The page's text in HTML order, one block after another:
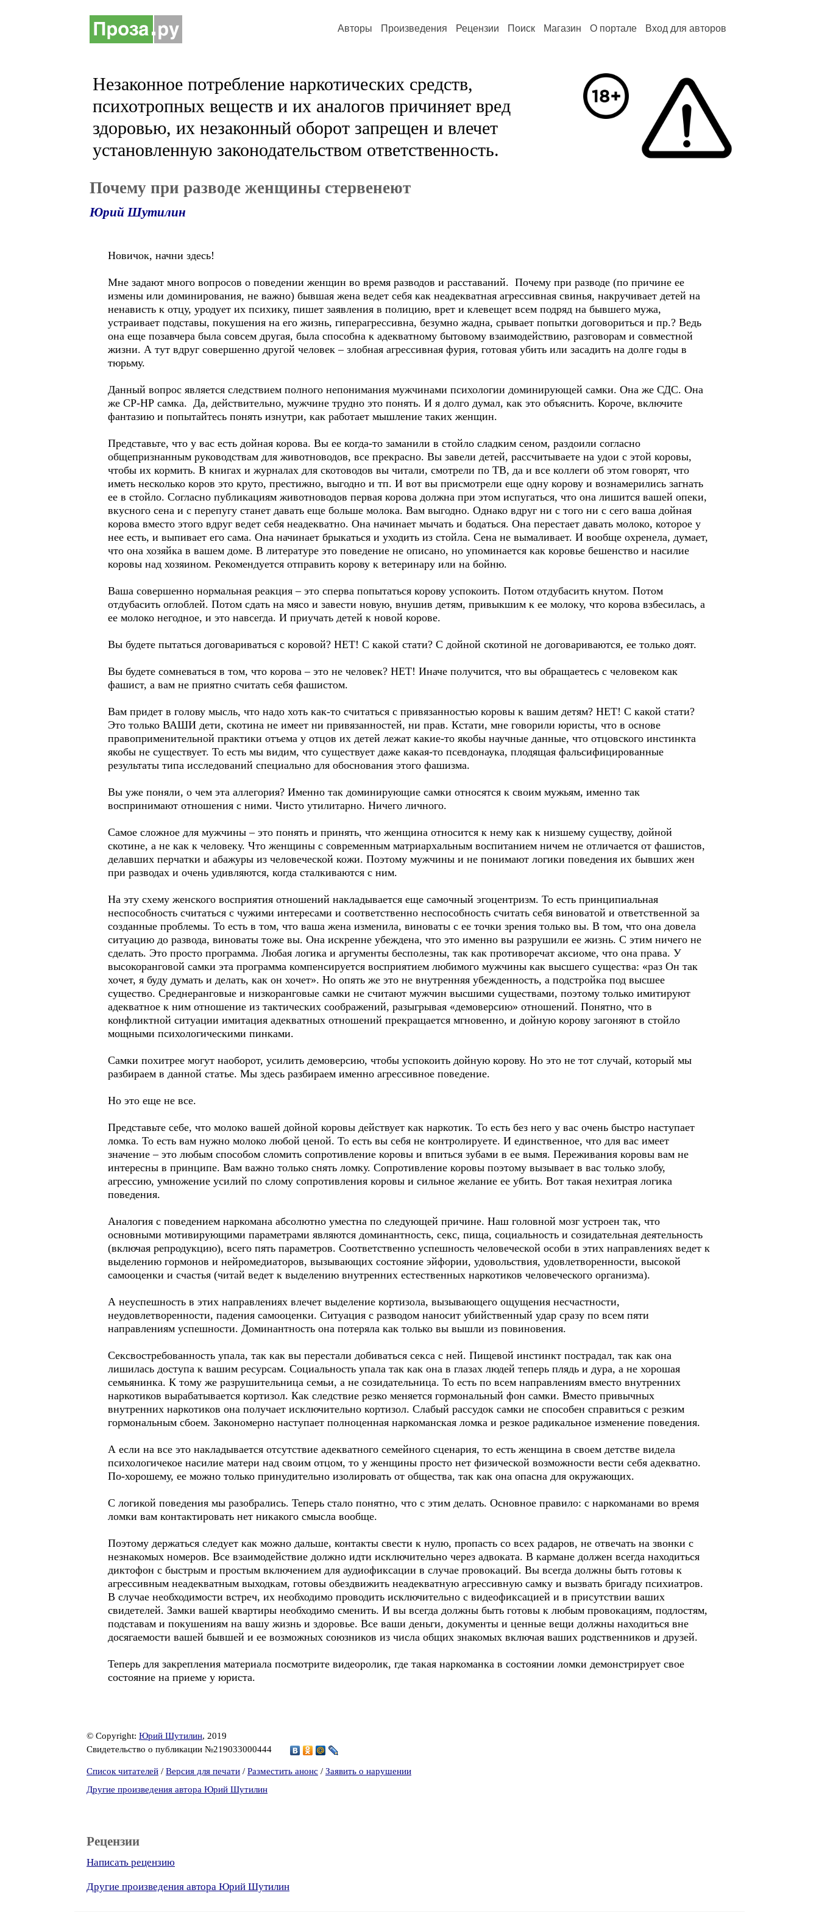
Авторы Произведения Рецензии Поиск Магазин О портале Вход для авторов
Незаконное потребление наркотических средств,
психотропных веществ и их аналогов причиняет вред
здоровью, их незаконный оборот запрещен и влечет
установленную законодательством ответственность.
Почему при разводе женщины стервенеют
Юрий Шутилин
Новичок, начни здесь!
Мне задают много вопросов о поведении женщин во время разводов и расставаний. Почему при разводе (по причине ее
измены или доминирования, не важно) бывшая жена ведет себя как неадекватная агрессивная свинья, накручивает детей на
ненависть к отцу, уродует их психику, пишет заявления в полицию, врет и клевещет всем подряд на бывшего мужа,
устраивает подставы, покушения на его жизнь, гиперагрессивна, безумно жадна, срывает попытки договориться и пр.? Ведь
она еще позавчера была совсем другая, была способна к адекватному бытовому взаимодействию, разговорам и совместной
жизни. А тут вдруг совершенно другой человек – злобная агрессивная фурия, готовая убить или засадить на долге годы в
тюрьму.
Данный вопрос является следствием полного непонимания мужчинами психологии доминирующей самки. Она же СДС. Она
же СР-НР самка. Да, действительно, мужчине трудно это понять. И я долго думал, как это объяснить. Короче, включите
фантазию и попытайтесь понять изнутри, как работает мышление таких женщин.
Представьте, что у вас есть дойная корова. Вы ее когда-то заманили в стойло сладким сеном, раздоили согласно
общепризнанным руководствам для животноводов, все прекрасно. Вы завели детей, рассчитываете на удои с этой коровы,
чтобы их кормить. В книгах и журналах для скотоводов вы читали, смотрели по ТВ, да и все коллеги об этом говорят, что
иметь несколько коров это круто, престижно, выгодно и тп. И вот вы присмотрели еще одну корову и вознамерились загнать
ее в стойло. Согласно публикациям животноводов первая корова должна при этом испугаться, что она лишится вашей опеки,
вкусного сена и с перепугу станет давать еще больше молока. Вам выгодно. Однако вдруг ни с того ни с сего ваша дойная
корова вместо этого вдруг ведет себя неадекватно. Она начинает мычать и бодаться. Она перестает давать молоко, которое у
нее есть, и выпивает его сама. Она начинает брыкаться и уходить из стойла. Сена не вымаливает. И вообще охренела, думает,
что она хозяйка в вашем доме. В литературе это поведение не описано, но упоминается как коровье бешенство и насилие
коровы над хозяином. Рекомендуется отправить корову к ветеринару или на бойню.
Ваша совершенно нормальная реакция – это сперва попытаться корову успокоить. Потом отдубасить кнутом. Потом
отдубасить оглоблей. Потом сдать на мясо и завести новую, внушив детям, привыкшим к ее молоку, что корова взбесилась, а
ее молоко негодное, и это навсегда. И приучать детей к новой корове.
Вы будете пытаться договариваться с коровой? НЕТ! С какой стати? С дойной скотиной не договариваются, ее только доят.
Вы будете сомневаться в том, что корова – это не человек? НЕТ! Иначе получится, что вы обращаетесь с человеком как
фашист, а вам не приятно считать себя фашистом.
Вам придет в голову мысль, что надо хоть как-то считаться с привязанностью коровы к вашим детям? НЕТ! С какой стати?
Это только ВАШИ дети, скотина не имеет ни привязанностей, ни прав. Кстати, мне говорили юристы, что в основе
правоприменительной практики отъема у отцов их детей лежат какие-то якобы научные данные, что отцовского инстинкта
якобы не существует. То есть мы видим, что существует даже какая-то псевдонаука, плодящая фальсифицированные
результаты типа исследований специально для обоснования этого фашизма.
Вы уже поняли, о чем эта аллегория? Именно так доминирующие самки относятся к своим мужьям, именно так
воспринимают отношения с ними. Чисто утилитарно. Ничего личного.
Самое сложное для мужчины – это понять и принять, что женщина относится к нему как к низшему существу, дойной
скотине, а не как к человеку. Что женщины с современным матриархальным воспитанием ничем не отличается от фашистов,
делавших перчатки и абажуры из человеческой кожи. Поэтому мужчины и не понимают логики поведения их бывших жен
при разводах и очень удивляются, когда сталкиваются с ним.
На эту схему женского восприятия отношений накладывается еще самочный эгоцентризм. То есть принципиальная
неспособность считаться с чужими интересами и соответственно неспособность считать себя виноватой и ответственной за
созданные проблемы. То есть в том, что ваша жена изменила, виноваты с ее точки зрения только вы. В том, что она довела
ситуацию до развода, виноваты тоже вы. Она искренне убеждена, что это именно вы разрушили ее жизнь. С этим ничего не
сделать. Это просто программа. Любая логика и аргументы бесполезны, так как противоречат аксиоме, что она права. У
высокоранговой самки эта программа компенсируется восприятием любимого мужчины как высшего существа: «раз Он так
хочет, я буду думать и делать, как он хочет». Но опять же это не внутренняя убежденность, а подстройка под высшее
существо. Среднеранговые и низкоранговые самки не считают мужчин высшими существами, поэтому только имитируют
адекватное к ним отношение из тактических соображений, разыгрывая «демоверсию» отношений. Понятно, что в
конфликтной ситуации имитация адекватных отношений прекращается мгновенно, и дойную корову загоняют в стойло
мощными психологическими пинками.
Самки похитрее могут наоборот, усилить демоверсию, чтобы успокоить дойную корову. Но это не тот случай, который мы
разбираем в данной статье. Мы здесь разбираем именно агрессивное поведение.
Но это еще не все.
Представьте себе, что молоко вашей дойной коровы действует как наркотик. То есть без него у вас очень быстро наступает
ломка. То есть вам нужно молоко любой ценой. То есть вы себя не контролируете. И единственное, что для вас имеет
значение – это любым способом сломить сопротивление коровы и впиться зубами в ее вымя. Переживания коровы вам не
интересны в принципе. Вам важно только снять ломку. Сопротивление коровы поэтому вызывает в вас только злобу,
агрессию, умножение усилий по слому сопротивления коровы и сильное желание ее убить. Вот такая нехитрая логика
поведения.
Аналогия с поведением наркомана абсолютно уместна по следующей причине. Наш головной мозг устроен так, что
основными мотивирующими параметрами являются доминантность, секс, пища, социальность и созидательная деятельность
(включая репродукцию), всего пять параметров. Соответственно успешность человеческой особи в этих направлениях ведет к
выделению гормонов и нейромедиаторов, вызывающих состояние эйфории, удовольствия, удовлетворенности, высокой
самооценки и счастья (читай ведет к выделению внутренних естественных наркотиков человеческого организма).
А неуспешность в этих направлениях влечет выделение кортизола, вызывающего ощущения несчастности,
неудовлетворенности, падения самооценки. Ситуация с разводом наносит убийственный удар сразу по всем пяти
направлениям успешности. Доминантность она потеряла как только вы вышли из повиновения.
Сексвостребованность упала, так как вы перестали добиваться секса с ней. Пищевой инстинкт пострадал, так как она
лишилась доступа к вашим ресурсам. Социальность упала так как она в глазах людей теперь плядь и дура, а не хорошая
семьянинка. К тому же разрушительница семьи, а не созидательница. То есть по всем направлениям вместо внутренних
наркотиков вырабатывается кортизол. Как следствие резко меняется гормональный фон самки. Вместо привычных
внутренних наркотиков она получает исключительно кортизол. Слабый рассудок самки не способен справиться с резким
гормональным сбоем. Закономерно наступает полноценная наркоманская ломка и резкое радикальное изменение поведения.
А если на все это накладывается отсутствие адекватного семейного сценария, то есть женщина в своем детстве видела
психологичекое насилие матери над своим отцом, то у женщины просто нет физической возможности вести себя адекватно.
По-хорошему, ее можно только принудительно изолировать от общества, так как она опасна для окружающих.
С логикой поведения мы разобрались. Теперь стало понятно, что с этим делать. Основное правило: с наркоманами во время
ломки вам контактировать нет никакого смысла вообще.
Поэтому держаться следует как можно дальше, контакты свести к нулю, пропасть со всех радаров, не отвечать на звонки с
незнакомых номеров. Все взаимодействие должно идти исключительно через адвоката. В кармане должен всегда находиться
диктофон с быстрым и простым включением для аудиофиксации в случае провокаций. Вы всегда должны быть готовы к
агрессивным неадекватным выходкам, готовы обездвижить неадекватную агрессивную самку и вызвать бригаду психиатров.
В случае необходимости встреч, их необходимо проводить исключительно с видеофиксацией и в присутствии ваших
свидетелей. Замки вашей квартиры необходимо сменить. И вы всегда должны быть готовы к любым провокациям, подлостям,
подставам и покушениям на вашу жизнь и здоровье. Все ваши деньги, документы и ценные вещи должны находиться вне
досягаемости вашей бывшей и ее возможных союзников из числа общих знакомых включая ваших родственников и друзей.
Теперь для закрепления материала посмотрите видеоролик, где такая наркоманка в состоянии ломки демонстрирует свое
состояние на приеме у юриста.
© Copyright: Юрий Шутилин, 2019
Свидетельство о публикации №219033000444
Список читателей / Версия для печати / Разместить анонс / Заявить о нарушении
Другие произведения автора Юрий Шутилин
Рецензии
Написать рецензию
Другие произведения автора Юрий Шутилин